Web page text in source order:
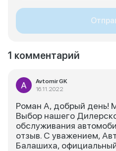
1 комментарий
Avtomir GK
16.11.2022
Роман А, добрый день!
Выбор нашего
обслуживания
отзыв. С уважением,
Балашиха,